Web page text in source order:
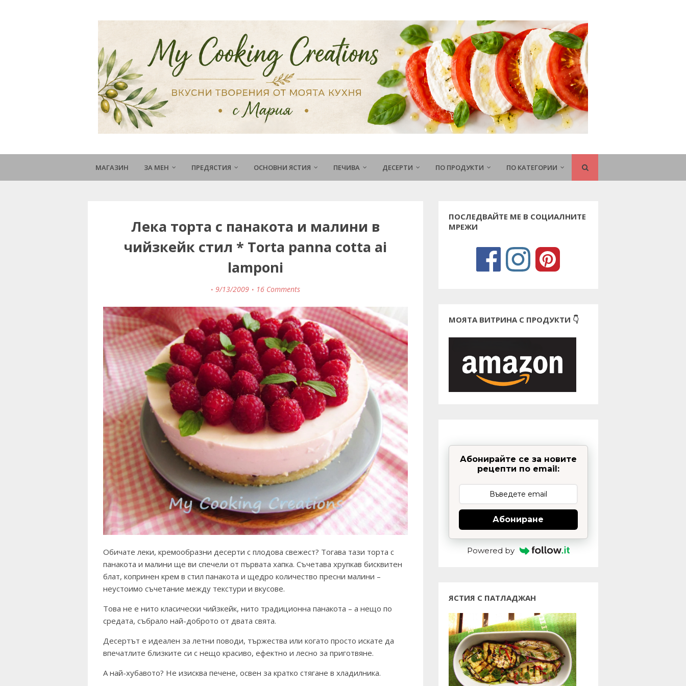
МАГАЗИН ЗА МЕН ПРЕДЯСТИЯ ОСНОВНИ ЯСТИЯ ПЕЧИВА ДЕСЕРТИ ПО ПРОДУКТИ ПО КАТЕГОРИИ
Лека торта с панакота и малини в
чийзкейк стил * Torta panna cotta ai
lamponi
9/13/2009 16 Comments
Обичате леки, кремообразни десерти с плодова свежест? Тогава тази торта с
панакота и малини ще ви спечели от първата хапка. Съчетава хрупкав бисквитен
блат, копринен крем в стил панакота и щедро количество пресни малини –
неустоимо съчетание между текстури и вкусове.
Това не е нито класически чийзкейк, нито традиционна панакота – а нещо по
средата, събрало най-доброто от двата свята.
Десертът е идеален за летни поводи, тържества или когато просто искате да
впечатлите близките си с нещо красиво, ефектно и лесно за приготвяне.
А най-хубавото? Не изисква печене, освен за кратко стягане в хладилника.
ПОСЛЕДВАЙТЕ МЕ В СОЦИАЛНИТЕ
МРЕЖИ
МОЯТА ВИТРИНА С ПРОДУКТИ 👇
Абонирайте се за новите
рецепти по email:
Абониране
Powered by
ЯСТИЯ С ПАТЛАДЖАН